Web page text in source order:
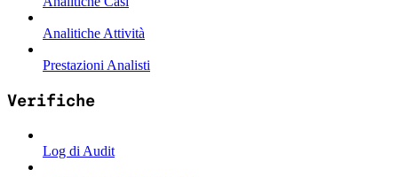
Analitiche Attività
Prestazioni Analisti
Verifiche
Log di Audit